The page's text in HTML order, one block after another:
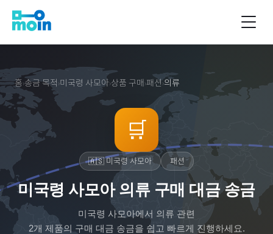
홈›송금 목적 ›미국령 사모아›상품 구매 ›패션›의류
🛒
🇦🇸미국령 사모아 패션
미국령 사모아 의류 구매 대금 송금
미국령 사모아에서 의류 관련
2개 제품의 구매 대금 송금을 쉽고 빠르게 진행하세요.